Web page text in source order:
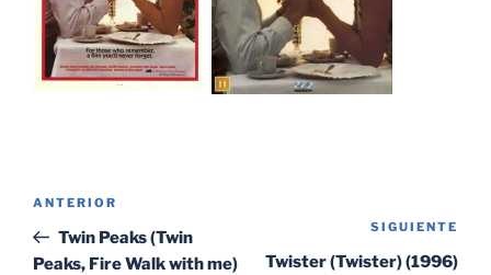
entradas
Entrada
anterior:
ANTERIOR
Twin Peaks (Twin
Peaks, Fire Walk with me)
SIGUIENTE
Twister (Twister) (1996)